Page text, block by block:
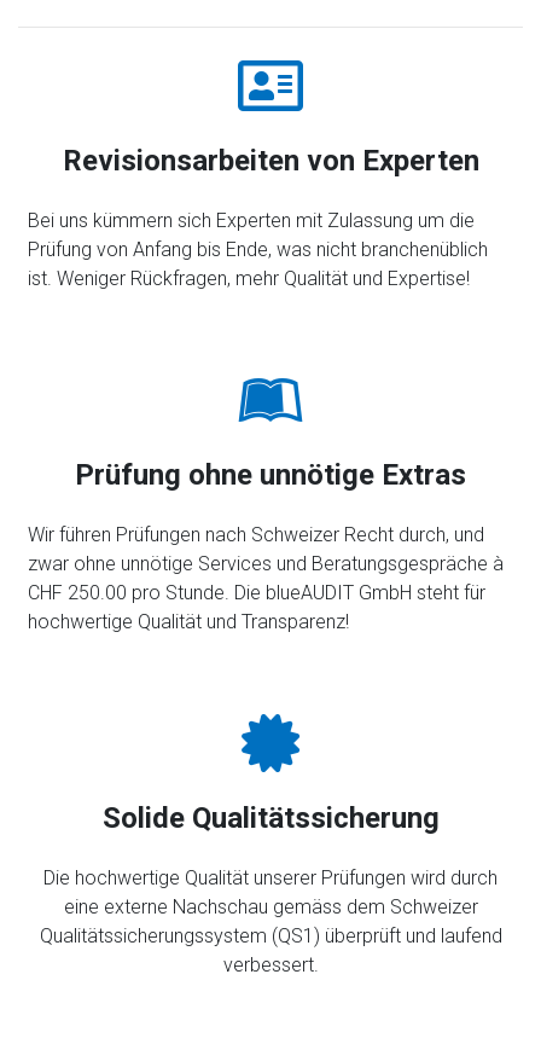
Revisionsarbeiten von Experten
Bei uns kümmern sich Experten mit Zulassung um die
Prüfung von Anfang bis Ende, was nicht branchenüblich
ist. Weniger Rückfragen, mehr Qualität und Expertise!
Prüfung ohne unnötige Extras
Wir führen Prüfungen nach Schweizer Recht durch, und
zwar ohne unnötige Services und Beratungsgespräche à
CHF 250.00 pro Stunde. Die blueAUDIT GmbH steht für
hochwertige Qualität und Transparenz!
Solide Qualitätssicherung
Die hochwertige Qualität unserer Prüfungen wird durch
eine externe Nachschau gemäss dem Schweizer
Qualitätssicherungssystem (QS1) überprüft und laufend
verbessert.